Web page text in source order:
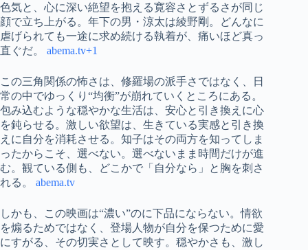
色気と、心に深い絶望を抱える寛容さとずるさが同じ
顔で立ち上がる。年下の男・涼太は綾野剛。どんなに
虐げられても一途に求め続ける執着が、痛いほど真っ
直ぐだ。 abema.tv+1
この三角関係の怖さは、修羅場の派手さではなく、日
常の中でゆっくり“均衡”が崩れていくところにある。
包み込むような穏やかな生活は、安心と引き換えに心
を鈍らせる。激しい欲望は、生きている実感と引き換
えに自分を消耗させる。知子はその両方を知ってしま
ったからこそ、選べない。選べないまま時間だけが進
む。観ている側も、どこかで「自分なら」と胸を刺さ
れる。 abema.tv
しかも、この映画は“濃い”のに下品にならない。情欲
を煽るためではなく、登場人物が自分を保つために愛
にすがる、その切実さとして映す。穏やかさも、激し